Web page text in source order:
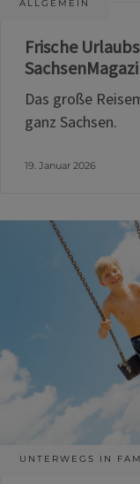
ALLGEMEIN
Frische
Das große
ganz Sachsen.
19. Januar 2026
UNTERWEGS IN